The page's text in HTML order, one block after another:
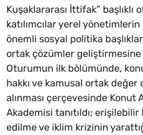
Kuşaklararası İttifak” başlıklı
katılımcılar yerel
önemli sosyal politika
ortak çözümler geliştirmesine
Oturumun ilk bölümünde,
hakkı ve kamusal ortak değer
alınması çerçevesinde Konut
Akademisi tanıtıldı;
edilme ve iklim krizinin